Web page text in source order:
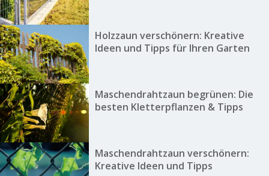
Holzzaun verschönern: Kreative
Ideen und Tipps für Ihren Garten
Maschendrahtzaun begrünen: Die
besten Kletterpflanzen & Tipps
Maschendrahtzaun verschönern:
Kreative Ideen und Tipps